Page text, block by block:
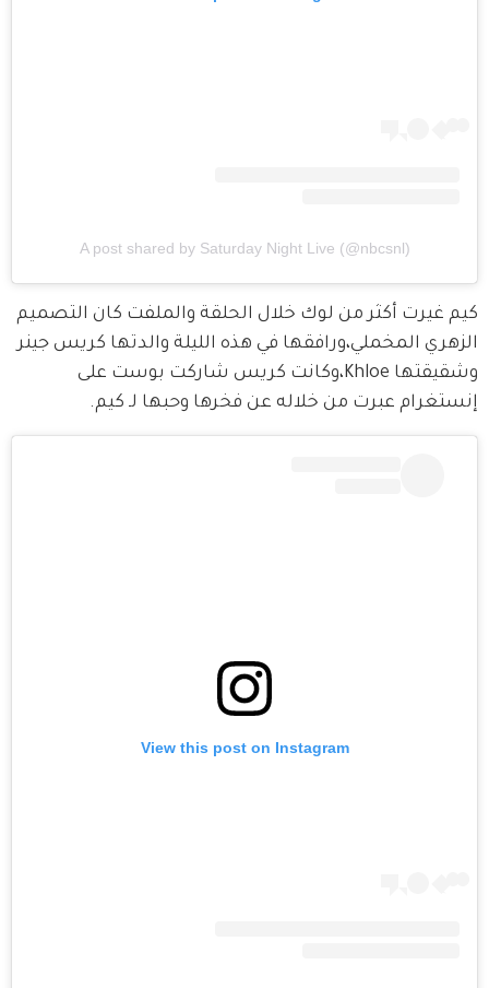
A post shared by Saturday Night Live (@nbcsnl)
كيم غيرت أكثر من لوك خلال الحلقة والملفت كان التصميم
الزهري المخملي،ورافقها في هذه الليلة والدتها كريس جينر
وشقيقتها Khloe،وكانت كريس شاركت بوست على
إنستغرام عبرت من خلاله عن فخرها وحبها لـ كيم.
View this post on Instagram